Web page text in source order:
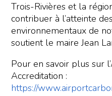
Trois-Rivières et la
contribuer à l’atteinte
environnementaux de
soutient le maire Jean
Pour en savoir plus sur
Accreditation :
https://